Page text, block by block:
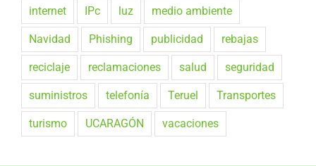
internet IPc luz medio ambiente
Navidad Phishing publicidad rebajas
reciclaje reclamaciones salud seguridad
suministros telefonía Teruel Transportes
turismo UCARAGÓN vacaciones